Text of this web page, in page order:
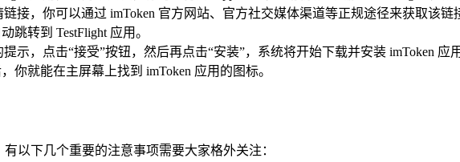
链接，你可以通过 imToken 官方网站、官方社交媒体渠道等正规途径来获取该
跳转到 TestFlight 应用。
示，点击“接受”按钮，然后再点击“安装”，系统将开始下载并安装 imToken 应用
你就能在主屏幕上找到 imToken 应用的图标。
以下几个重要的注意事项需要大家格外关注：